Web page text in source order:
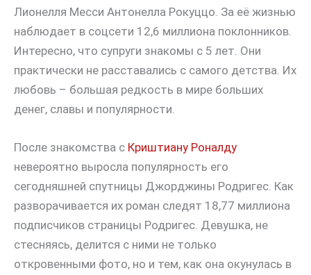
Лионелля Месси Антонелла Рокуццо. За её жизнью
наблюдает в соцсети 12,6 миллиона поклонников.
Интересно, что супруги знакомы с 5 лет. Они
практически не расставались с самого детства. Их
любовь – большая редкость в мире больших
денег, славы и популярности.
После знакомства с Криштиану Роналду
невероятно выросла популярность его
сегодняшней спутницы Джорджины Родригес. Как
разворачивается их роман следят 18,77 миллиона
подписчиков страницы Родригес. Девушка, не
стесняясь, делится с ними не только
откровенными фото, но и тем, как она окунулась в